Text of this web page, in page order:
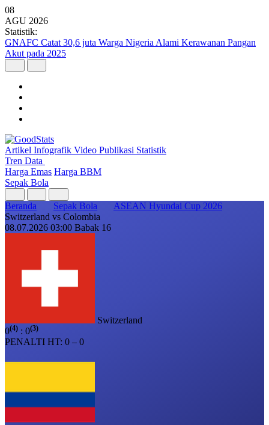
08
AGU 2026
Statistik:
GNAFC Catat 30,6 juta Warga Nigeria Alami Kerawanan Pangan
Akut pada 2025
Artikel Infografik Video Publikasi Statistik
Tren Data
Harga Emas Harga BBM
Sepak Bola
Beranda Sepak Bola
ASEAN Hyundai Cup 2026
Switzerland vs Colombia
08.07.2026 03:00 Babak 16
Switzerland
0(4) : 0(3)
PENALTI HT: 0 – 0